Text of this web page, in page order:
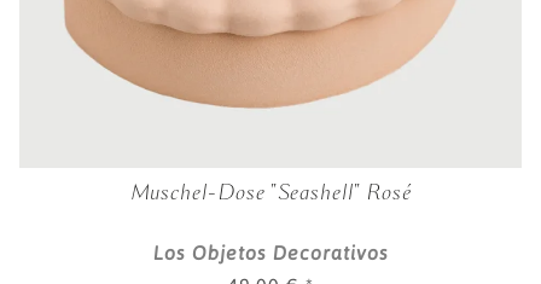
Muschel-Dose "Seashell" Rosé
Los Objetos Decorativos